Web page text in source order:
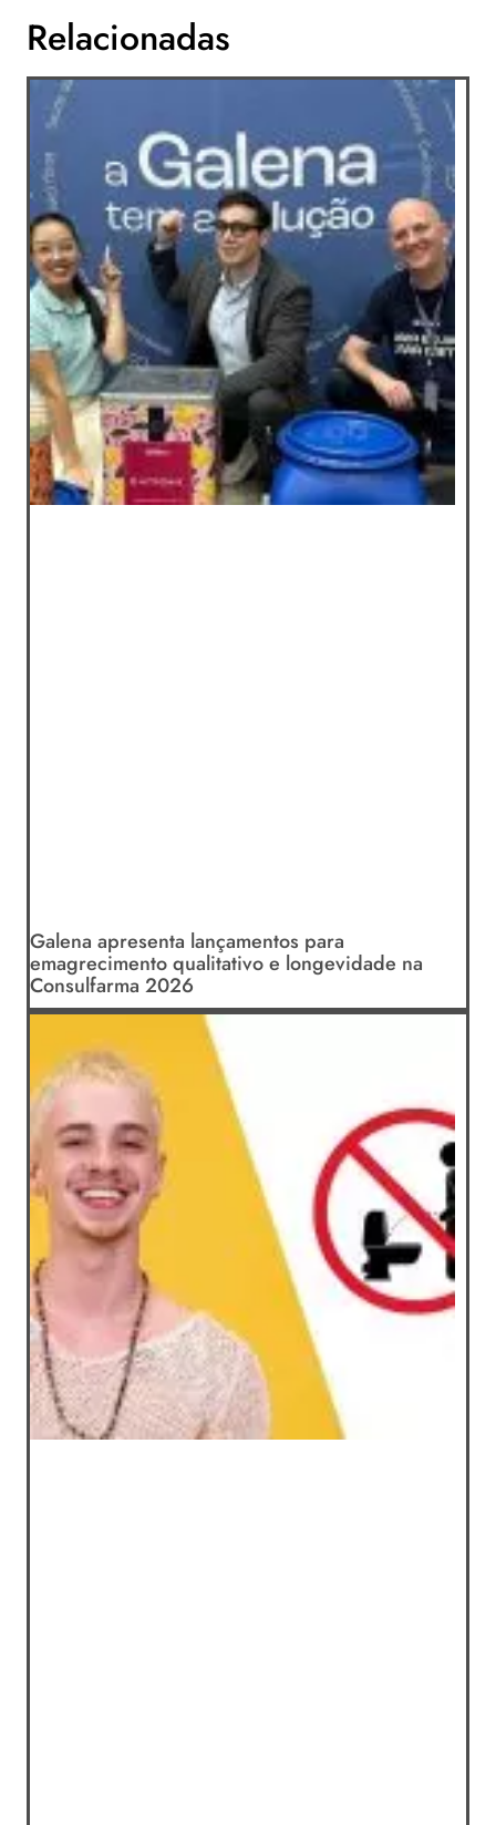
Relacionadas
Galena apresenta lançamentos para
emagrecimento qualitativo e longevidade na
Consulfarma 2026